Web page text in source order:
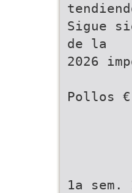
Sigue
de la
2026
Pollos
1a